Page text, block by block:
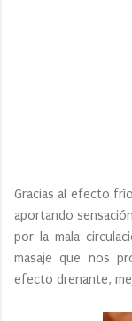
Gracias al efecto
aportando
por la mala
masaje que nos
efecto drenante,